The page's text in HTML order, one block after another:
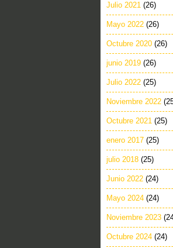
Julio 2021 (26)
Mayo 2022 (26)
Octubre 2020 (26)
junio 2019 (26)
Julio 2022 (25)
Noviembre 2022
Octubre 2021 (25)
enero 2017 (25)
julio 2018 (25)
Junio 2022 (24)
Mayo 2024 (24)
Noviembre 2023
Octubre 2024 (24)